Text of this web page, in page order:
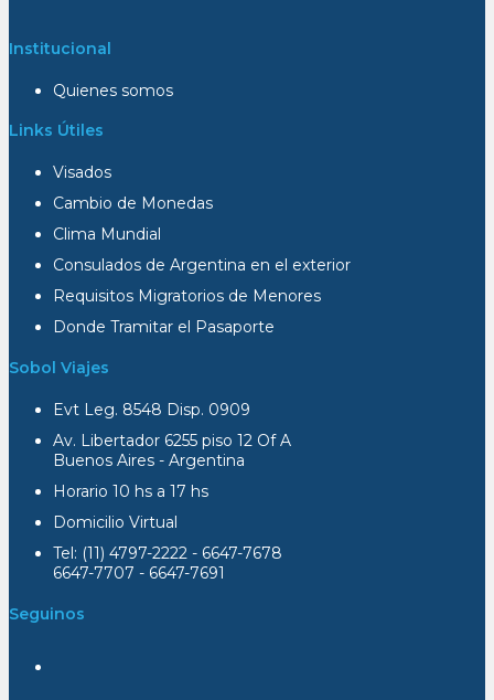
Institucional
Quienes somos
Links Útiles
Visados
Cambio de Monedas
Clima Mundial
Consulados de Argentina en el exterior
Requisitos Migratorios de Menores
Donde Tramitar el Pasaporte
Sobol Viajes
Evt Leg. 8548 Disp. 0909
Av. Libertador 6255 piso 12 Of A
Buenos Aires - Argentina
Horario 10 hs a 17 hs
Domicilio Virtual
Tel: (11) 4797-2222 - 6647-7678
6647-7707 - 6647-7691
Seguinos